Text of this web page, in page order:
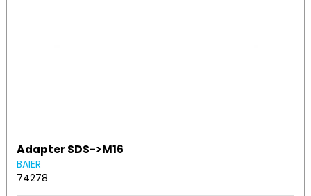
Adapter SDS->M16
BAIER
74278